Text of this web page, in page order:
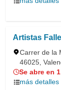
Artistas
Carrer de la
46025,
Se abre en
más detalles